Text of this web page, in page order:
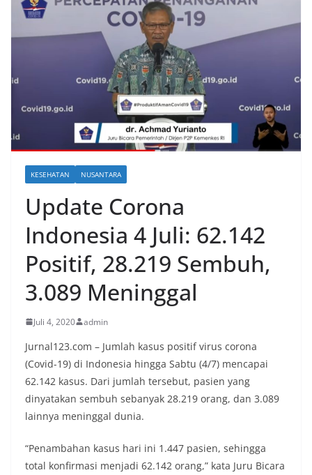
KESEHATAN NUSANTARA
Update Corona
Indonesia 4 Juli: 62.142
Positif, 28.219 Sembuh,
3.089 Meninggal
Juli 4, 2020 admin
Jurnal123.com – Jumlah kasus positif virus corona
(Covid-19) di Indonesia hingga Sabtu (4/7) mencapai
62.142 kasus. Dari jumlah tersebut, pasien yang
dinyatakan sembuh sebanyak 28.219 orang, dan 3.089
lainnya meninggal dunia.
“Penambahan kasus hari ini 1.447 pasien, sehingga
total konfirmasi menjadi 62.142 orang,” kata Juru Bicara